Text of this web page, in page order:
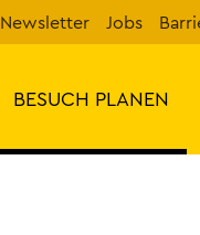
Newsletter Jobs
BESUCH PLANEN